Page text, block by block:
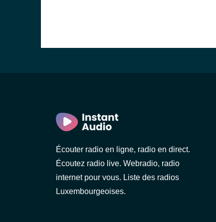
Écouter radio en ligne, radio en direct.
Écoutez radio live. Webradio, radio
internet pour vous. Liste des radios
Luxembourgeoises.